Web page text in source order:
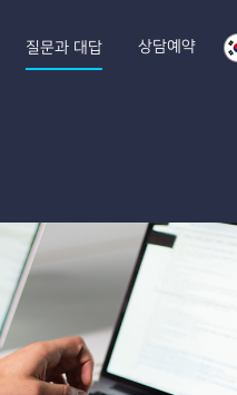
질문과 대답 상담예약